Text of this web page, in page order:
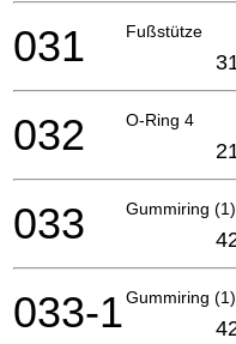
Fußstütze
031
O-Ring 4
032
Gummiring (1)
033
Gummiring (1)
033-1